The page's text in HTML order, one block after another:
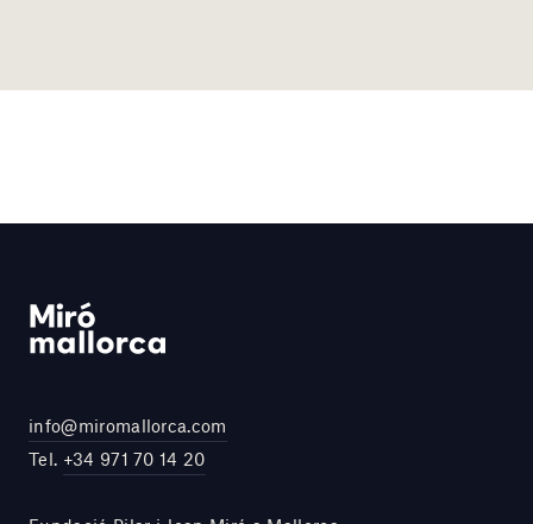
info@miromallorca.com
Tel. +34 971 70 14 20